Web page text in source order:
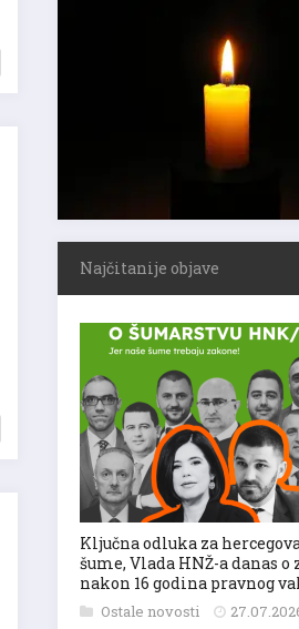
Najčitanije objave
Ključna odluka za
šume, Vlada HNŽ-a danas o
nakon 16 godina pravnog
Ostale novosti